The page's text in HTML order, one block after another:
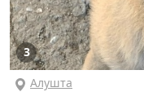
3
Алушта